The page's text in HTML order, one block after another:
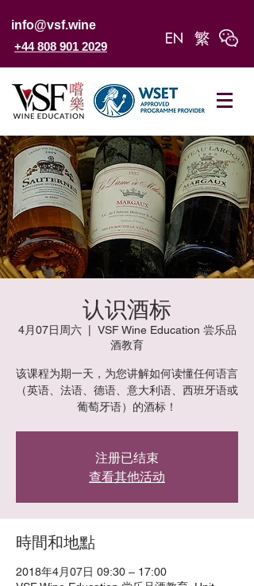
+44 808 901 2029
info@vsf.wine
认识酒标
4月07日周六
  |
VSF Wine Education 尝乐品
酒教育
该课程为期一天，为您讲解如何读懂任何语言
（英语、法语、德语、意大利语、西班牙语或
葡萄牙语）的酒标！
注册已结束
查看其他活动
時間和地點
2018年4月07日 09:30 – 17:00